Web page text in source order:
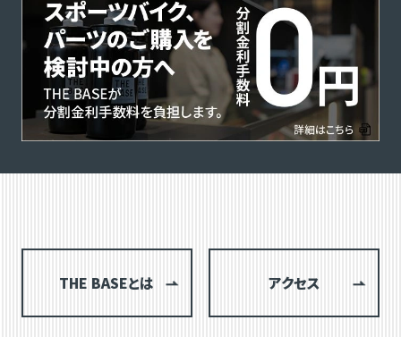
THE BASEとは アクセス